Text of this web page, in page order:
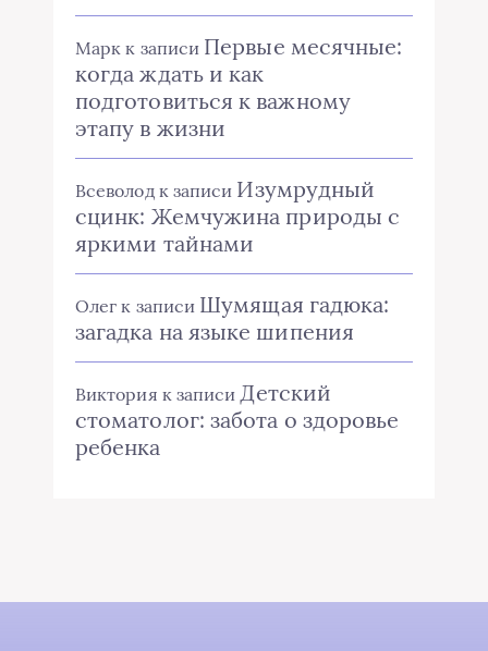
Марк к записи Первые месячные:
когда ждать и как
подготовиться к важному
этапу в жизни
Всеволодк записи Изумрудный
сцинк: Жемчужина природы с
яркими тайнами
Олег к записи Шумящая гадюка:
загадка на языке шипения
Виктория к записи Детский
стоматолог: забота о здоровье
ребенка